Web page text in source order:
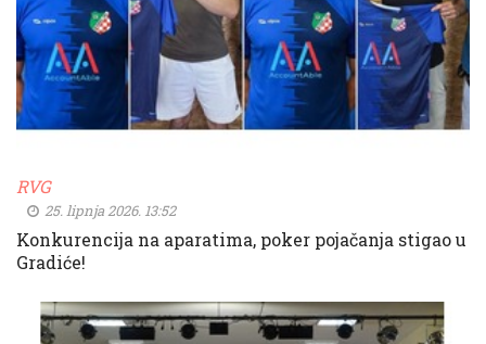
RVG
25. lipnja 2026. 13:52
Konkurencija na aparatima, poker pojačanja stigao u
Gradiće!